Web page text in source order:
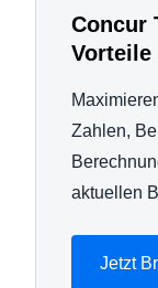
Concur
Vorteile
Zahlen,
aktuellen
Jetzt